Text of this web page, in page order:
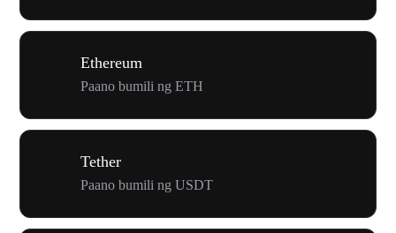
Ethereum
Paano bumili ng ETH
Tether
Paano bumili ng USDT